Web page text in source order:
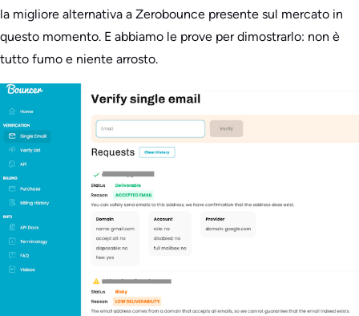
la migliore alternativa a Zerobounce presente sul mercato in
questo momento. E abbiamo le prove per dimostrarlo: non è
tutto fumo e niente arrosto.